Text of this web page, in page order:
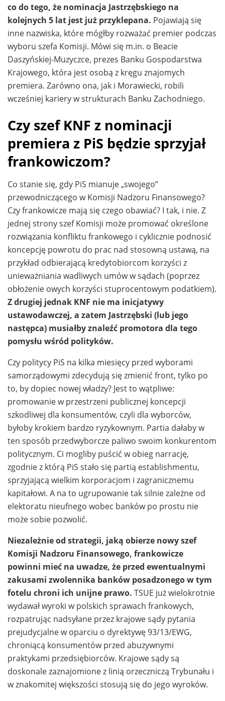
co do tego, że nominacja Jastrzębskiego na
kolejnych 5 lat jest już przyklepana. Pojawiają się
inne nazwiska, które mógłby rozważać premier podczas
wyboru szefa Komisji. Mówi się m.in. o Beacie
Daszyńskiej-Muzyczce, prezes Banku Gospodarstwa
Krajowego, która jest osobą z kręgu znajomych
premiera. Zarówno ona, jak i Morawiecki, robili
wcześniej kariery w strukturach Banku Zachodniego.
Czy szef KNF z nominacji
premiera z PiS będzie sprzyjał
frankowiczom?
Co stanie się, gdy PiS mianuje „swojego”
przewodniczącego w Komisji Nadzoru Finansowego?
Czy frankowicze mają się czego obawiać? I tak, i nie. Z
jednej strony szef Komisji może promować określone
rozwiązania konfliktu frankowego i cyklicznie podnosić
koncepcję powrotu do prac nad stosowną ustawą, na
przykład odbierającą kredytobiorcom korzyści z
unieważniania wadliwych umów w sądach (poprzez
obłożenie owych korzyści stuprocentowym podatkiem).
Z drugiej jednak KNF nie ma inicjatywy
ustawodawczej, a zatem Jastrzębski (lub jego
następca) musiałby znaleźć promotora dla tego
pomysłu wśród polityków.
Czy politycy PiS na kilka miesięcy przed wyborami
samorządowymi zdecydują się zmienić front, tylko po
to, by dopiec nowej władzy? Jest to wątpliwe:
promowanie w przestrzeni publicznej koncepcji
szkodliwej dla konsumentów, czyli dla wyborców,
byłoby krokiem bardzo ryzykownym. Partia dałaby w
ten sposób przedwyborcze paliwo swoim konkurentom
politycznym. Ci mogliby puścić w obieg narrację,
zgodnie z którą PiS stało się partią establishmentu,
sprzyjającą wielkim korporacjom i zagranicznemu
kapitałowi. A na to ugrupowanie tak silnie zależne od
elektoratu nieufnego wobec banków po prostu nie
może sobie pozwolić.
Niezależnie od strategii, jaką obierze nowy szef
Komisji Nadzoru Finansowego, frankowicze
powinni mieć na uwadze, że przed ewentualnymi
zakusami zwolennika banków posadzonego w tym
fotelu chroni ich unijne prawo. TSUE już wielokrotnie
wydawał wyroki w polskich sprawach frankowych,
rozpatrując nadsyłane przez krajowe sądy pytania
prejudycjalne w oparciu o dyrektywę 93/13/EWG,
chroniącą konsumentów przed abuzywnymi
praktykami przedsiębiorców. Krajowe sądy są
doskonale zaznajomione z linią orzeczniczą Trybunału i
w znakomitej większości stosują się do jego wyroków.